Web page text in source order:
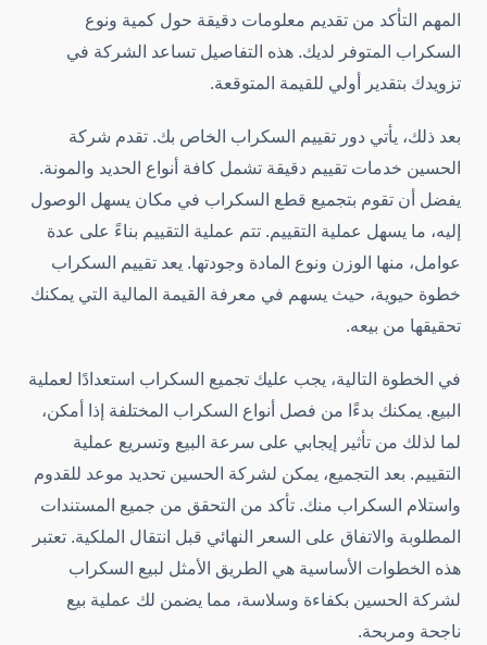
المهم التأكد من تقديم معلومات دقيقة حول كمية ونوع
السكراب المتوفر لديك. هذه التفاصيل تساعد الشركة في
تزويدك بتقدير أولي للقيمة المتوقعة.
بعد ذلك، يأتي دور تقييم السكراب الخاص بك. تقدم شركة
الحسين خدمات تقييم دقيقة تشمل كافة أنواع الحديد والمونة.
يفضل أن تقوم بتجميع قطع السكراب في مكان يسهل الوصول
إليه، ما يسهل عملية التقييم. تتم عملية التقييم بناءً على عدة
عوامل، منها الوزن ونوع المادة وجودتها. يعد تقييم السكراب
خطوة حيوية، حيث يسهم في معرفة القيمة المالية التي يمكنك
تحقيقها من بيعه.
في الخطوة التالية، يجب عليك تجميع السكراب استعدادًا لعملية
البيع. يمكنك بدءًا من فصل أنواع السكراب المختلفة إذا أمكن،
لما لذلك من تأثير إيجابي على سرعة البيع وتسريع عملية
التقييم. بعد التجميع، يمكن لشركة الحسين تحديد موعد للقدوم
واستلام السكراب منك. تأكد من التحقق من جميع المستندات
المطلوبة والاتفاق على السعر النهائي قبل انتقال الملكية. تعتبر
هذه الخطوات الأساسية هي الطريق الأمثل لبيع السكراب
لشركة الحسين بكفاءة وسلاسة، مما يضمن لك عملية بيع
ناجحة ومربحة.